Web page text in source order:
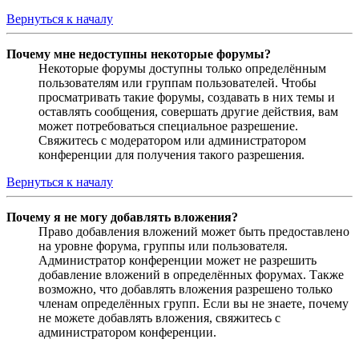
Вернуться к началу
Почему мне недоступны некоторые форумы?
Некоторые форумы доступны только определённым
пользователям или группам пользователей. Чтобы
просматривать такие форумы, создавать в них темы и
оставлять сообщения, совершать другие действия, вам
может потребоваться специальное разрешение.
Свяжитесь с модератором или администратором
конференции для получения такого разрешения.
Вернуться к началу
Почему я не могу добавлять вложения?
Право добавления вложений может быть предоставлено
на уровне форума, группы или пользователя.
Администратор конференции может не разрешить
добавление вложений в определённых форумах. Также
возможно, что добавлять вложения разрешено только
членам определённых групп. Если вы не знаете, почему
не можете добавлять вложения, свяжитесь с
администратором конференции.